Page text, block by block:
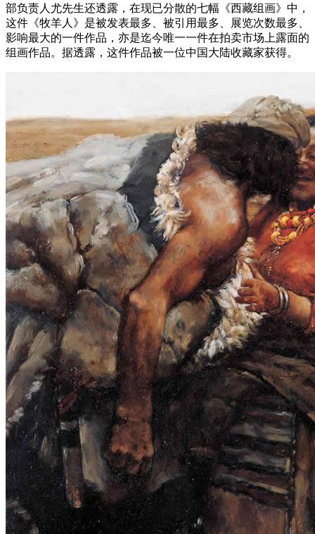
部负责人尤先生还透露，在现已分散的七幅《西藏组画》中，
这件《牧羊人》是被发表最多、被引用最多、展览次数最多、
影响最大的一件作品，亦是迄今唯一一件在拍卖市场上露面的
组画作品。据透露，这件作品被一位中国大陆收藏家获得。